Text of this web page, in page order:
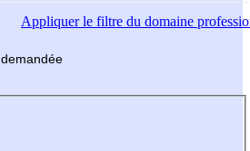
Appliquerle filtre du domaine
demandée